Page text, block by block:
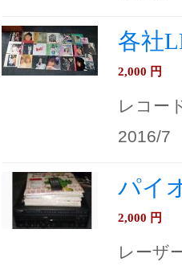
各社
2,000 円
レコー
2016/7
パイ
2,000 円
レーザ